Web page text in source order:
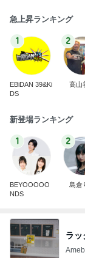
急上昇ランキング
1
EBiDAN 39&Ki
DS
2
高山
新登場ランキング
1
BEYOOOOO
NDS
2
島倉
ラッ